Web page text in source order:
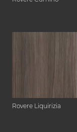
Rovere Liquirizia